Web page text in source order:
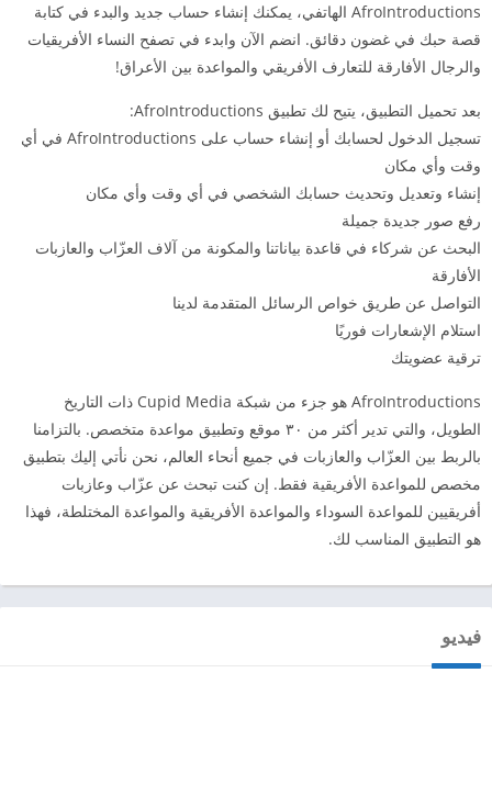
AfroIntroductions الهاتفي، يمكنك إنشاء حساب جديد والبدء في كتابة
قصة حبك في غضون دقائق. انضم الآن وابدء في تصفح النساء الأفريقيات
والرجال الأفارقة للتعارف الأفريقي والمواعدة بين الأعراق!
بعد تحميل التطبيق، يتيح لك تطبيق AfroIntroductions:
تسجيل الدخول لحسابك أو إنشاء حساب على AfroIntroductions في أي
وقت وأي مكان
إنشاء وتعديل وتحديث حسابك الشخصي في أي وقت وأي مكان
رفع صور جديدة جميلة
البحث عن شركاء في قاعدة بياناتنا والمكونة من آلاف العزّاب والعازبات
الأفارقة
التواصل عن طريق خواص الرسائل المتقدمة لدينا
استلام الإشعارات فوريًا
ترقية عضويتك
AfroIntroductions هو جزء من شبكة Cupid Media ذات التاريخ
الطويل، والتي تدير أكثر من ٣٠ موقع وتطبيق مواعدة متخصص. بالتزامنا
بالربط بين العزّاب والعازبات في جميع أنحاء العالم، نحن نأتي إليك بتطبيق
مخصص للمواعدة الأفريقية فقط. إن كنت تبحث عن عزّاب وعازبات
أفريقيين للمواعدة السوداء والمواعدة الأفريقية والمواعدة المختلطة، فهذا
هو التطبيق المناسب لك.
فيديو